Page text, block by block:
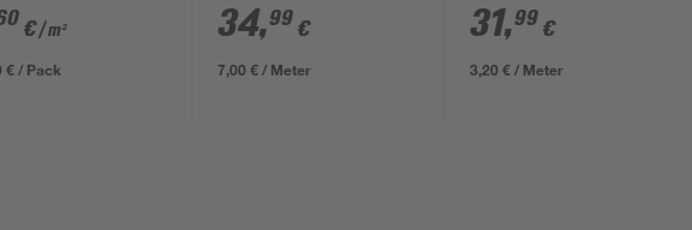
€/ m²
€ / Pack
34,99 €
7,00 € / Meter
MW 13 mm, 100 x
1000 cm
31,99 €
3,20 € / Meter